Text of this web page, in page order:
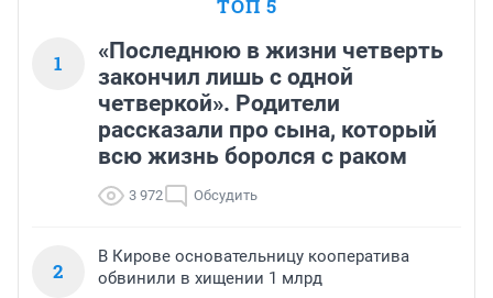
ТОП 5
1
«Последнюю в жизни четверть
закончил лишь с одной
четверкой». Родители
рассказали про сына, который
всю жизнь боролся с раком
3 972 Обсудить
2
В Кирове основательницу кооператива
обвинили в хищении 1 млрд